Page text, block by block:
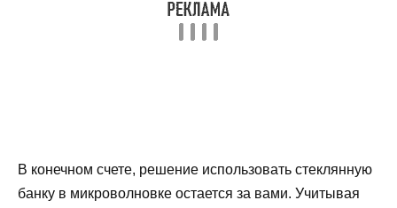
В конечном счете, решение использовать стеклянную
банку в микроволновке остается за вами. Учитывая